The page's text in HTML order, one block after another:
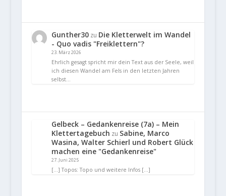
Gunther30zu Die Kletterwelt im Wandel
- Quo vadis "Freiklettern"?
23. März 2026
Ehrlich gesagt spricht mir dein Text aus der Seele, weil
ich diesen Wandel am Fels in den letzten Jahren
selbst…
Gelbeck – Gedankenreise (7a) – Mein
Klettertagebuch zu Sabine, Marco
Wasina, Walter Schierl und Robert Glück
machen eine "Gedankenreise"
27. Juni 2025
[…] Topos: Topo und weitere Infos […]